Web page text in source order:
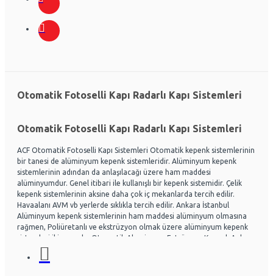
Otomatik Fotoselli Kapı Radarlı Kapı Sistemleri
Otomatik Fotoselli Kapı Radarlı Kapı Sistemleri
ACF Otomatik Fotoselli Kapı Sistemleri Otomatik kepenk sistemlerinin
bir tanesi de alüminyum kepenk sistemleridir. Alüminyum kepenk
sistemlerinin adından da anlaşılacağı üzere ham maddesi
alüminyumdur. Genel itibari ile kullanışlı bir kepenk sistemidir. Çelik
kepenk sistemlerinin aksine daha çok iç mekanlarda tercih edilir.
Havaalanı AVM vb yerlerde sıklıkla tercih edilir. Ankara İstanbul
Alüminyum kepenk sistemlerinin ham maddesi alüminyum olmasına
rağmen, Poliüretanlı ve ekstrüzyon olmak üzere alüminyum kepenk
sistemleri ikiye ayrılır. Otomatik Aluminyum Extrüzyon Kepenk Ankara
ve İstanbul başta olmak üzere Ülke genelinde hayli tercih
edilmektedir. Acf otomatik kapı sistemleri Otomatik kapı radarlı kapı,